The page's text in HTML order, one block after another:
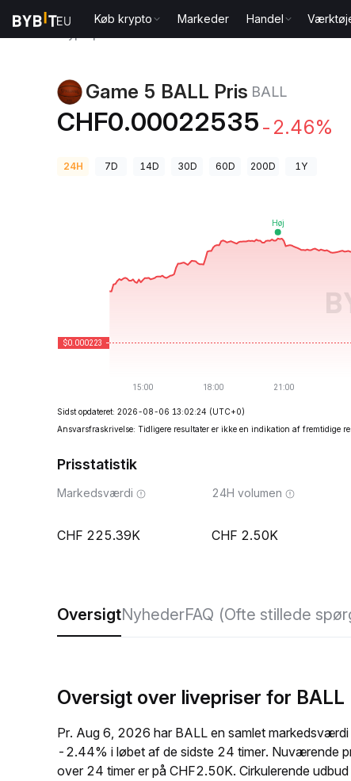
Køb krypto Markeder Handel
Game 5 BALL Pris BALL
CHF0.00022535 -2.46%
24H 7D 14D 30D 60D 200D 1Y
Sidst opdateret: 2026-08-06 13:02:24 (UTC+0)
Ansvarsfraskrivelse: Tidligere resultater er ikke en indikation af fremtidige
Prisstatistik
Markedsværdi
225.39K
24H volumen
2.50K
OversigtNyhederFAQ (Ofte stillede
Oversigt over livepriser for BALL
Pr. Aug 6, 2026 har BALL en samlet
-2.44% i løbet af de sidste 24 timer. Nuværende
over 24 timer er på CHF2.50K. Cirkulerende